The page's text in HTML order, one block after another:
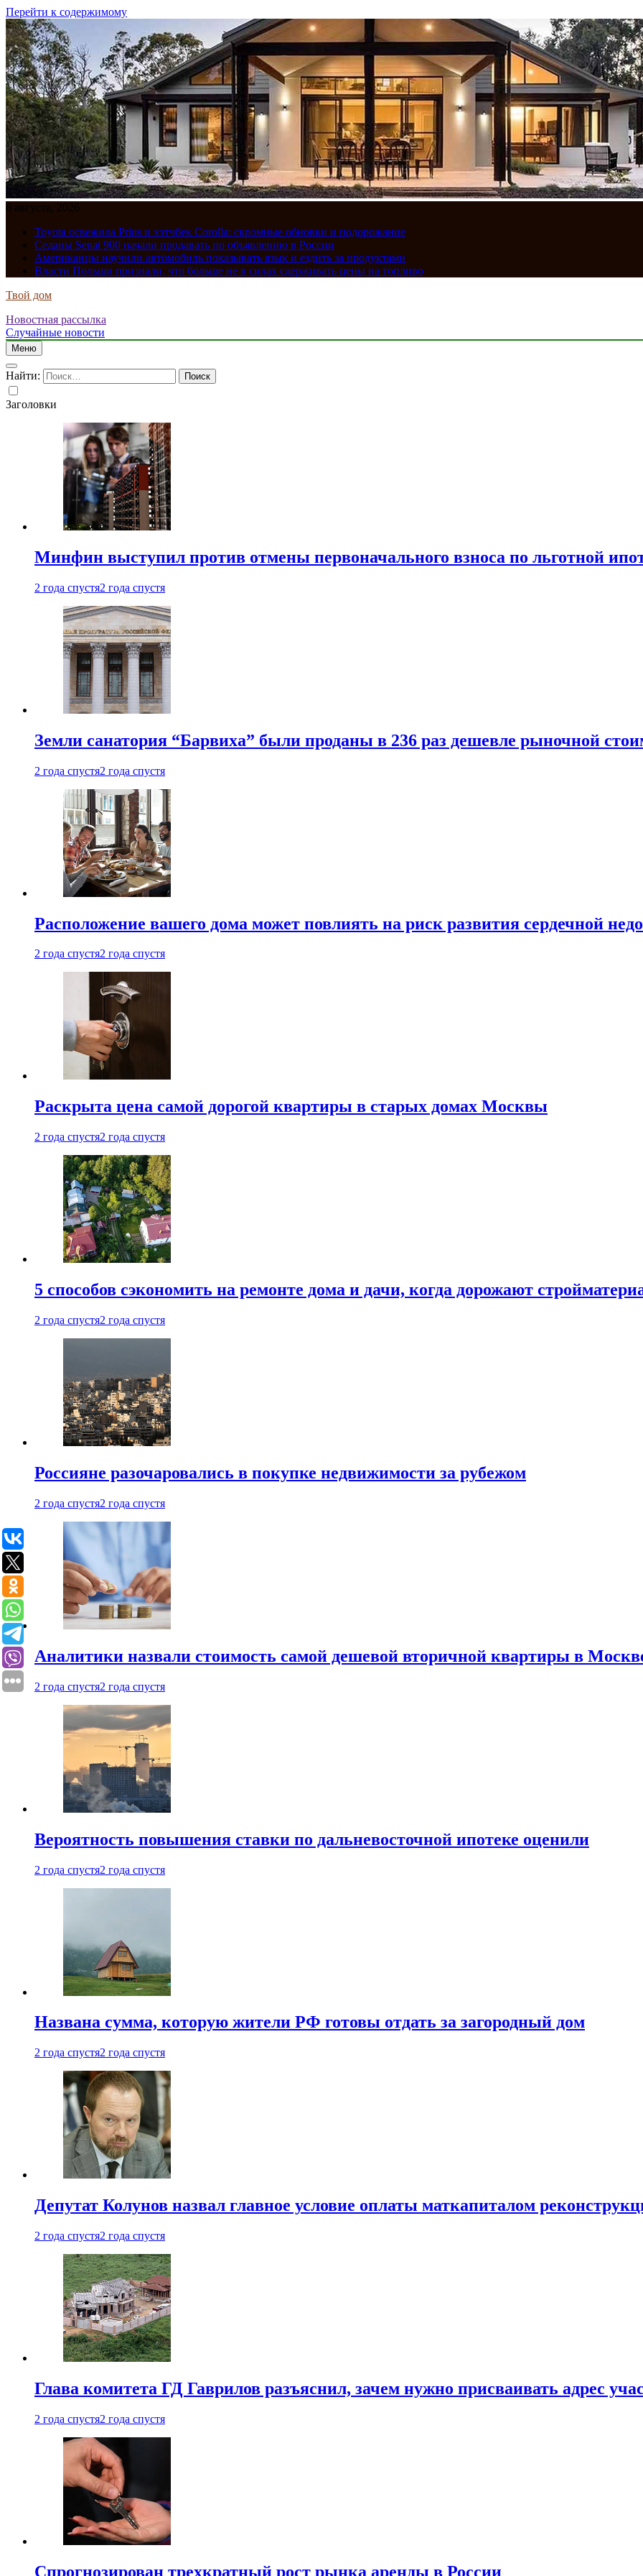
Перейти к содержимому
6 августа, 2026
Toyota освежила Prius и хэтчбек Corolla: скромные обновки и подорожание
Седаны Senat 900 начали продавать по объявлению в России
Американцы научили автомобиль показывать язык и ездить за продуктами
Власти Польши признали, что больше не в силах сдерживать цены на топливо
Твой дом
Новостная рассылка
Случайные новости
Меню
Найти:
Заголовки
Минфин выступил против отмены первоначального взноса по льготной
2 года спустя2 года спустя
Земли санатория “Барвиха” были проданы в 236 раз дешевле рыночной
2 года спустя2 года спустя
Расположение вашего дома может повлиять на риск развития сердечной
2 года спустя2 года спустя
Раскрыта цена самой дорогой квартиры в старых домах Москвы
2 года спустя2 года спустя
5 способов сэкономить на ремонте дома и дачи, когда дорожают
2 года спустя2 года спустя
Россияне разочаровались в покупке недвижимости за рубежом
2 года спустя2 года спустя
Аналитики назвали стоимость самой дешевой вторичной квартиры в
2 года спустя2 года спустя
Вероятность повышения ставки по дальневосточной ипотеке оценили
2 года спустя2 года спустя
Названа сумма, которую жители РФ готовы отдать за загородный дом
2 года спустя2 года спустя
Депутат Колунов назвал главное условие оплаты маткапиталом
2 года спустя2 года спустя
Глава комитета ГД Гаврилов разъяснил, зачем нужно присваивать адрес
2 года спустя2 года спустя
Спрогнозирован трехкратный рост рынка аренды в России